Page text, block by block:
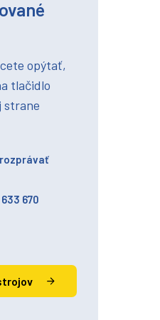
opýtať,
tlačidlo
strane
670